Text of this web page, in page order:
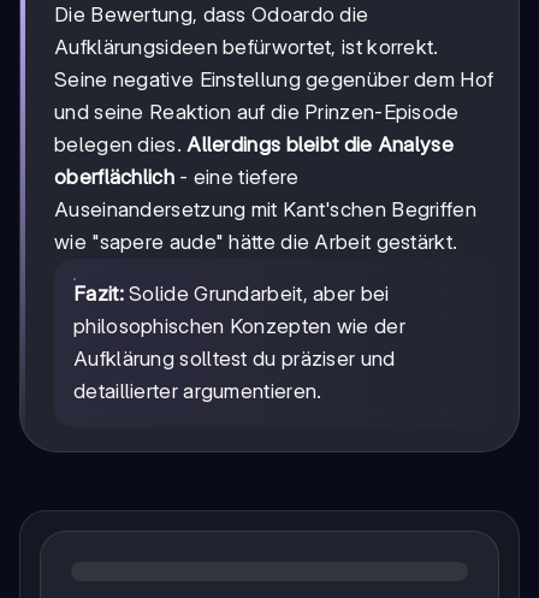
Die Bewertung, dass Odoardo die
Aufklärungsideen befürwortet, ist korrekt.
Seine negative Einstellung gegenüber dem Hof
und seine Reaktion auf die Prinzen-Episode
belegen dies. Allerdings bleibt die Analyse
oberflächlich- eine tiefere
Auseinandersetzung mit Kant'schen Begriffen
wie "sapere aude" hätte die Arbeit gestärkt.
Fazit:Solide Grundarbeit, aber bei
philosophischen Konzepten wie der
Aufklärung solltest du präziser und
detaillierter argumentieren.